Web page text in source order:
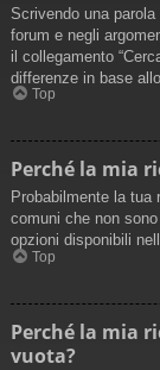
Scrivendo una
forum e negli
il collegamento
differenze in base
Top
Perché la mia
Probabilmente la tua
comuni che non
opzioni disponibili
Top
Perché la mia
vuota?